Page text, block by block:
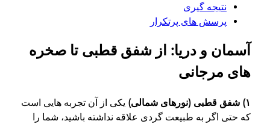
نتیجه گیری
پرسش های پرتکرار
آسمان و دریا: از شفق قطبی تا صخره
های مرجانی
۱) شفق قطبی (نورهای شمالی)
یکی از آن تجربه هایی است
که حتی اگر به طبیعت گردی علاقه نداشته باشید، شما را